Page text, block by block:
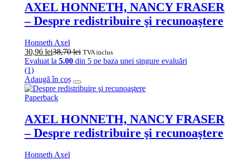
AXEL HONNETH, NANCY FRASER
– Despre redistribuire şi recunoaştere
Honneth Axel
30,96 lei38,70lei TVA inclus
Evaluat la 5.00 din 5 pe baza unei singure evaluări
(1)
Adaugă în coș
Paperback
AXEL HONNETH, NANCY FRASER
– Despre redistribuire şi recunoaştere
Honneth Axel